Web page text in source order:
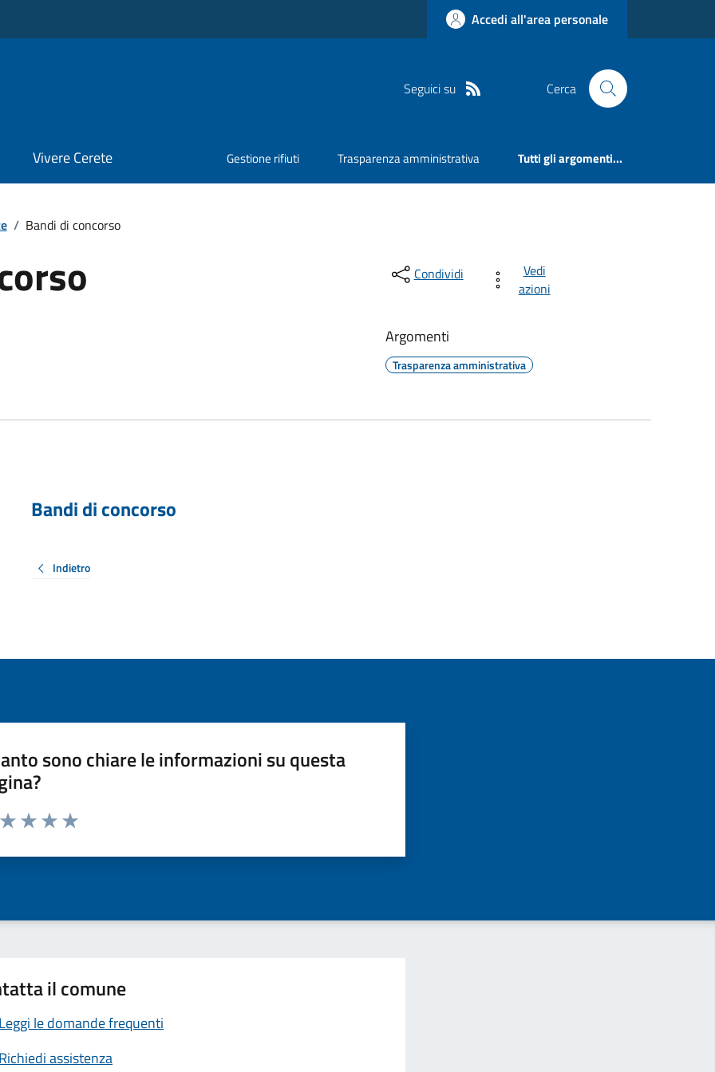
Accedi all'area personale
Seguici su Cerca
Vivere Cerete Gestione rifiuti Trasparenza amministrativa Tutti gli argomenti...
/ Bandi di concorso
Condividi
Vedi
azioni
Argomenti
Trasparenza amministrativa
Bandi di concorso
Indietro
sono chiare le informazioni su questa
da 1 a 5 stelle la pagina
il comune
le domande frequenti
assistenza